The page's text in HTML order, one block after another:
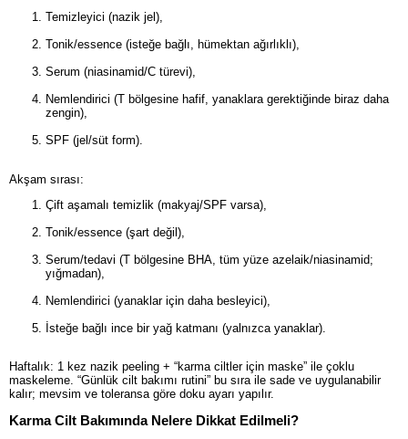
Temizleyici (nazik jel),
Tonik/essence (isteğe bağlı, hümektan ağırlıklı),
Serum (niasinamid/C türevi),
Nemlendirici (T bölgesine hafif, yanaklara gerektiğinde biraz daha
zengin),
SPF (jel/süt form).
Akşam sırası:
Çift aşamalı temizlik (makyaj/SPF varsa),
Tonik/essence (şart değil),
Serum/tedavi (T bölgesine BHA, tüm yüze azelaik/niasinamid;
yığmadan),
Nemlendirici (yanaklar için daha besleyici),
İsteğe bağlı ince bir yağ katmanı (yalnızca yanaklar).
Haftalık: 1 kez nazik peeling + “karma ciltler için maske” ile çoklu
maskeleme. “Günlük cilt bakımı rutini” bu sıra ile sade ve uygulanabilir
kalır; mevsim ve toleransa göre doku ayarı yapılır.
Karma Cilt Bakımında Nelere Dikkat Edilmeli?